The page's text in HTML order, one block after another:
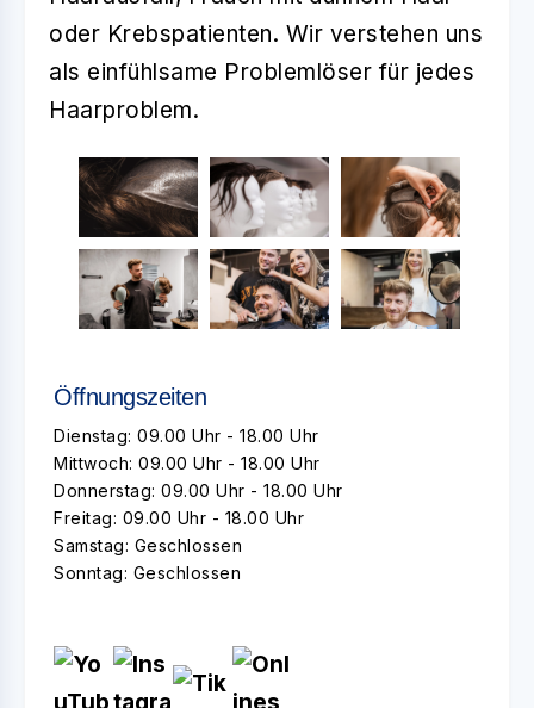
oder Krebspatienten. Wir verstehen uns
als einfühlsame Problemlöser für jedes
Haarproblem.
Öffnungszeiten
Dienstag: 09.00 Uhr - 18.00 Uhr
Mittwoch: 09.00 Uhr - 18.00 Uhr
Donnerstag: 09.00 Uhr - 18.00 Uhr
Freitag: 09.00 Uhr - 18.00 Uhr
Samstag: Geschlossen
Sonntag: Geschlossen